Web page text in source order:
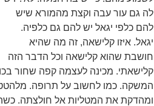
לה גם עור עבה וקצת מהמורא שיש
להם כלפי יגאל יש להם גם כלפיה.
יגאל. איזו קלישאה, זה מה שהיא
חושבת שהוא קלישאה וכל הדבר הזה
קלישאתי. מכינה לעצמה קפה שחור
המשקה. כמו לחשוב על תרופה.
ומהדקת את המטליות אל חולצתה.